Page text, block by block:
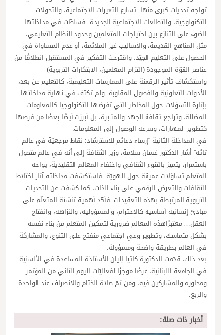
تواجه تحديات كبرى منها: تسارع التغيرات الاجتماعية، والتحولات
التكنولوجية، والتطلعات الاجتماعية الجديدة. فسلطّت في مداخلتها
الضوء على التنازع بين احتياجات المتعلمين وحدود النظام التعليمي،
مثل المناهج القديمة، والأساليب غير الملائمة، أو عدم المساواة في
الحصول على التعليم الجيّد. واقترحت التفكير في المستقبل انطلاقًا من
عناصر القوّة الموجودة (التزام المعلمين، الابتكارات التربوية)
واستكشاف تأثير الرقمنة على الممارسات التعليمية، كالتعليم عن بعد،
الأدوات التعاونية والفصول المقلوبة. ولم تكتف في نهاية مداخلتها
بإثارة التسؤلات حول المخاطر التي تفرضها التكنولوجيا كالمعلومات
المضللة، وتراجع ثقافة الجهد والمثابرة، بل أبرزت أيضًا بعضًا من فرصها
كتطوير المهارات، وسرعة الوصول إلى المعلومات.
في المداخلة الثانية “إرساء دعائم للاسترشاد: نقاط مرجعيّة في عالم
تائه” أشار الدكتور غسان سلامة، وزير الثقافة إلى أنه في عالم متحول
باستمرار، يتميز بالتنوع الثقافي واختفاء المعالم التقليدية، يواجه
المتعلم تساؤلات عميقة حول الهويّة. فاستكشفت مداخلته آثار اختلاط
الثقافات والتعرض الرقمي على بناء الذات، كما كشفت عن التحديات
التربوية المرتبطة بهذه التعقيدات. فأكّد أهمية تنشئة المتعلّم على
مبادئ إنسانية أساسية كالاحترام، والمسؤولية، والنزاهة، وانفتاح
العقل… معتبرًاهذه المعالم ضرورية لتمكين المتعلم من بناء نفسه
بشكل متماسك، وتطوير وعي اجتماعي منفتح على التنوع، والمشاركة
في العالم بطريقة واضحة ومسؤولة.
بعد ذلك، قدّمت الدكتورة كاتيا إليان الأستاذة المساعدة في الألسنية
في الجامعة اللبنانية، عرضًا موجزًا لفعاليّات اليوم الثاني من المؤتمر
ومحاوره والمشاركين فيه، ومن ثمّ صلاة الختام والانصراف عند الواحدة
والربع.
أخبار ذات صلة: